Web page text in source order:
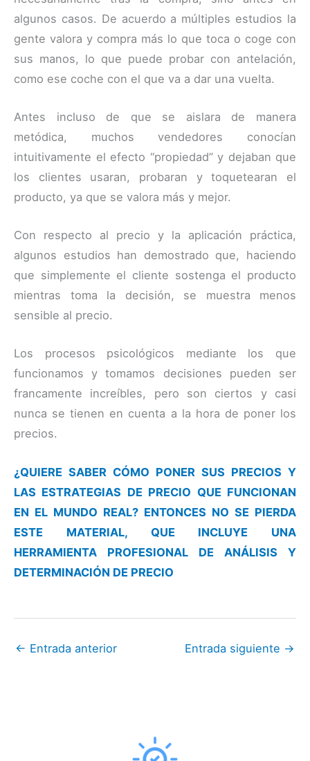
algunos casos. De acuerdo a múltiples estudios la
gente valora y compra más lo que toca o coge con
sus manos, lo que puede probar con antelación,
como ese coche con el que va a dar una vuelta.
Antes incluso de que se aislara de manera
metódica, muchos vendedores conocían
intuitivamente el efecto “propiedad” y dejaban que
los clientes usaran, probaran y toquetearan el
producto, ya que se valora más y mejor.
Con respecto al precio y la aplicación práctica,
algunos estudios han demostrado que, haciendo
que simplemente el cliente sostenga el producto
mientras toma la decisión, se muestra menos
sensible al precio.
Los procesos psicológicos mediante los que
funcionamos y tomamos decisiones pueden ser
francamente increíbles, pero son ciertos y casi
nunca se tienen en cuenta a la hora de poner los
precios.
¿QUIERE SABER CÓMO PONER SUS PRECIOS Y
LAS ESTRATEGIAS DE PRECIO QUE FUNCIONAN
EN EL MUNDO REAL? ENTONCES NO SE PIERDA
ESTE MATERIAL, QUE INCLUYE UNA
HERRAMIENTA PROFESIONAL DE ANÁLISIS Y
DETERMINACIÓN DE PRECIO
← Entrada anterior Entrada siguiente →